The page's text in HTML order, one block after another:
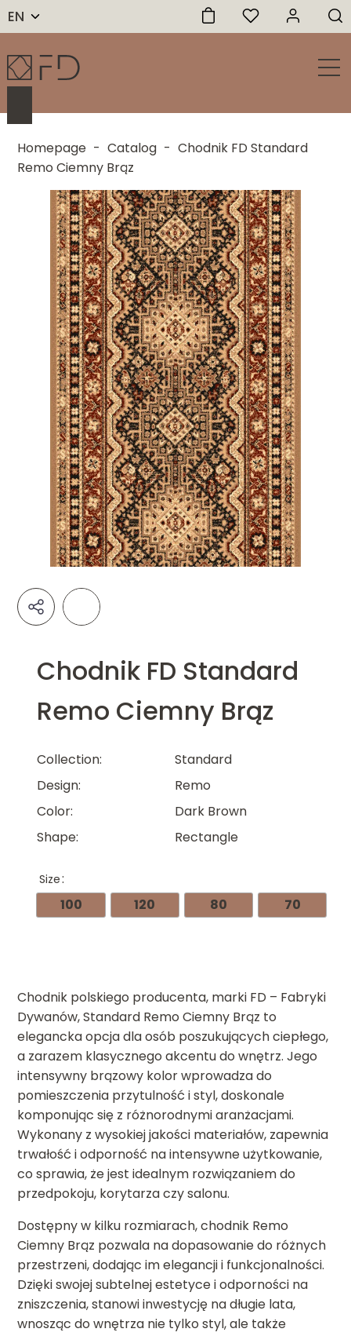
EN
Homepage - Catalog - Chodnik FD Standard
Remo Ciemny Brąz
Chodnik FD Standard
Remo Ciemny Brąz
Collection
Standard
Design
Remo
Color
Dark Brown
Shape
Rectangle
Size
100 120 80 70
Chodnik polskiego producenta, marki FD – Fabryki
Dywanów, Standard Remo Ciemny Brąz to
elegancka opcja dla osób poszukujących ciepłego,
a zarazem klasycznego akcentu do wnętrz. Jego
intensywny brązowy kolor wprowadza do
pomieszczenia przytulność i styl, doskonale
komponując się z różnorodnymi aranżacjami.
Wykonany z wysokiej jakości materiałów, zapewnia
trwałość i odporność na intensywne użytkowanie,
co sprawia, że jest idealnym rozwiązaniem do
przedpokoju, korytarza czy salonu.
Dostępny w kilku rozmiarach, chodnik Remo
Ciemny Brąz pozwala na dopasowanie do różnych
przestrzeni, dodając im elegancji i funkcjonalności.
Dzięki swojej subtelnej estetyce i odporności na
zniszczenia, stanowi inwestycję na długie lata,
wnosząc do wnętrza nie tylko styl, ale także